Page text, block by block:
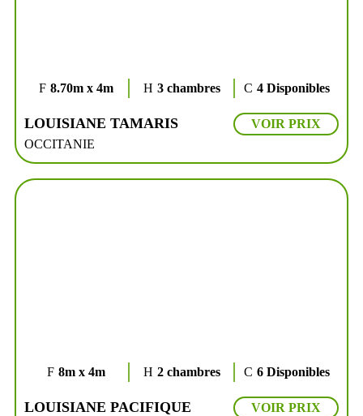
8.70m x 4m 3 chambres 4 Disponibles
LOUISIANE TAMARIS
OCCITANIE
VOIR PRIX
8m x 4m 2 chambres 6 Disponibles
LOUISIANE PACIFIQUE
VOIR PRIX